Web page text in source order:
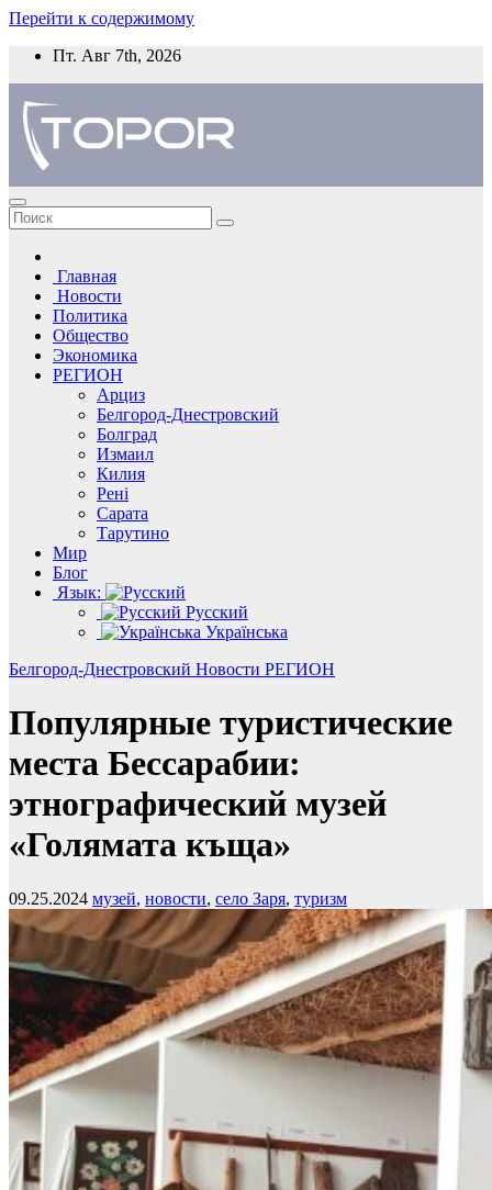
Перейти к содержимому
Пт. Авг 7th, 2026
Главная
Новости
Политика
Общество
Экономика
РЕГИОН
Арциз
Белгород-Днестровский
Болград
Измаил
Килия
Рені
Сарата
Тарутино
Мир
Блог
Язык:
Русский
Українська
Белгород-Днестровский Новости РЕГИОН
Популярные туристические
места Бессарабии:
этнографический музей
«Голямата къща»
09.25.2024 музей, новости, село Заря, туризм